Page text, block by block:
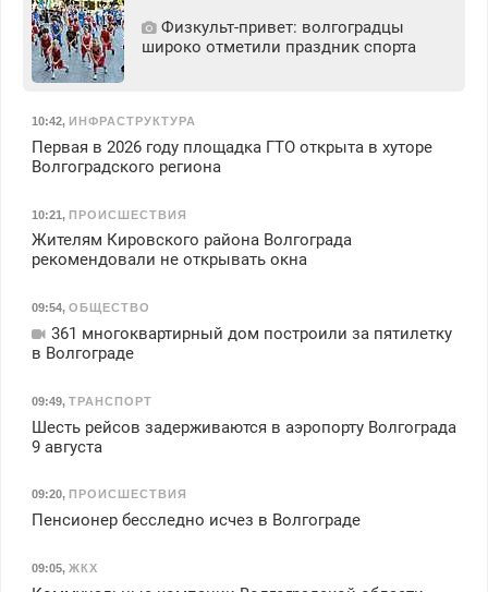
Физкульт‑привет: волгоградцы
широко отметили праздник спорта
10:42, ИНФРАСТРУКТУРА
Первая в 2026 году площадка ГТО открыта в хуторе
Волгоградского региона
10:21, ПРОИСШЕСТВИЯ
Жителям Кировского района Волгограда
рекомендовали не открывать окна
09:54, ОБЩЕСТВО
361 многоквартирный дом построили за пятилетку
в Волгограде
09:49, ТРАНСПОРТ
Шесть рейсов задерживаются в аэропорту Волгограда
9 августа
09:20, ПРОИСШЕСТВИЯ
Пенсионер бесследно исчез в Волгограде
09:05, ЖКХ